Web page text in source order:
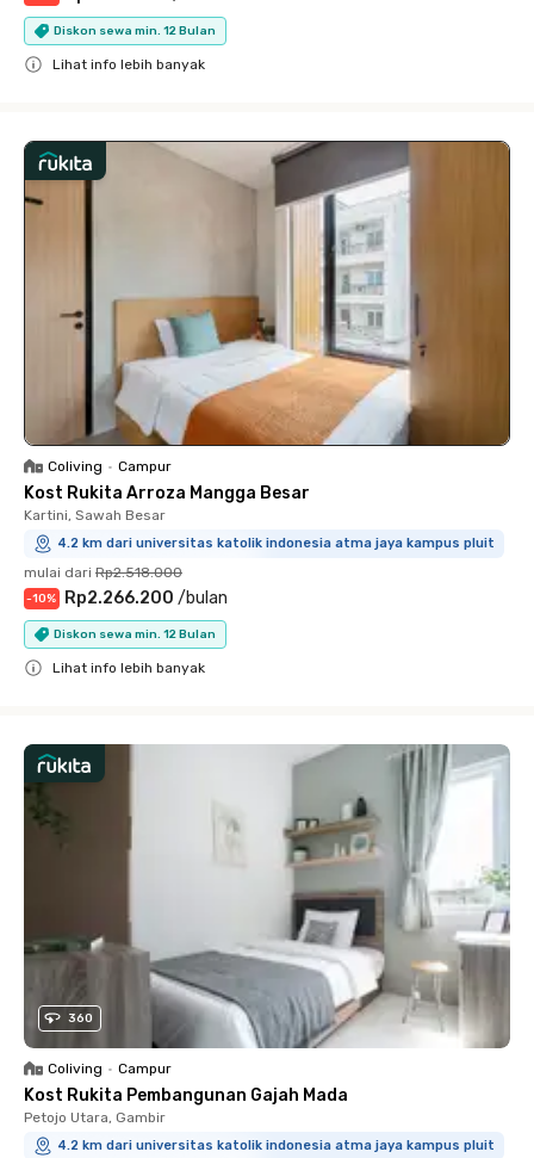
Diskon sewa min. 12 Bulan
Lihat info lebih banyak
Coliving • Campur
Kost Rukita Arroza Mangga Besar
Kartini, Sawah Besar
4.2 km dari universitas katolik indonesia atma jaya kampus pluit
mulai dari Rp2.518.000
-10% Rp2.266.200 /bulan
Diskon sewa min. 12 Bulan
Lihat info lebih banyak
360
Coliving • Campur
Kost Rukita Pembangunan Gajah Mada
Petojo Utara, Gambir
4.2 km dari universitas katolik indonesia atma jaya kampus pluit